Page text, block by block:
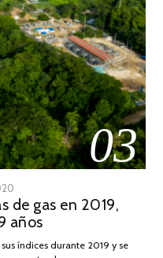
03
DE
JULIO
2025
de gas en 2019,
años
índices durante 2019 y se